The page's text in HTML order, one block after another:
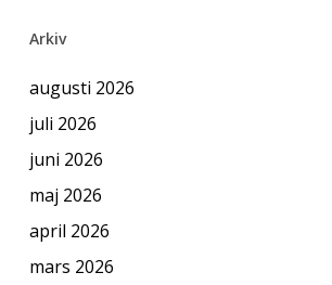
Arkiv
augusti 2026
juli 2026
juni 2026
maj 2026
april 2026
mars 2026